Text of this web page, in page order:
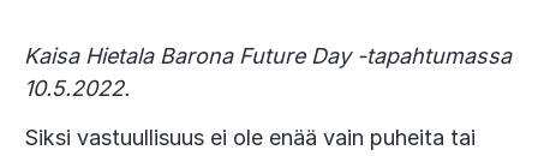
Kaisa Hietala Barona Future Day -tapahtumassa
10.5.2022.
Siksi vastuullisuus ei ole enää vain puheita tai